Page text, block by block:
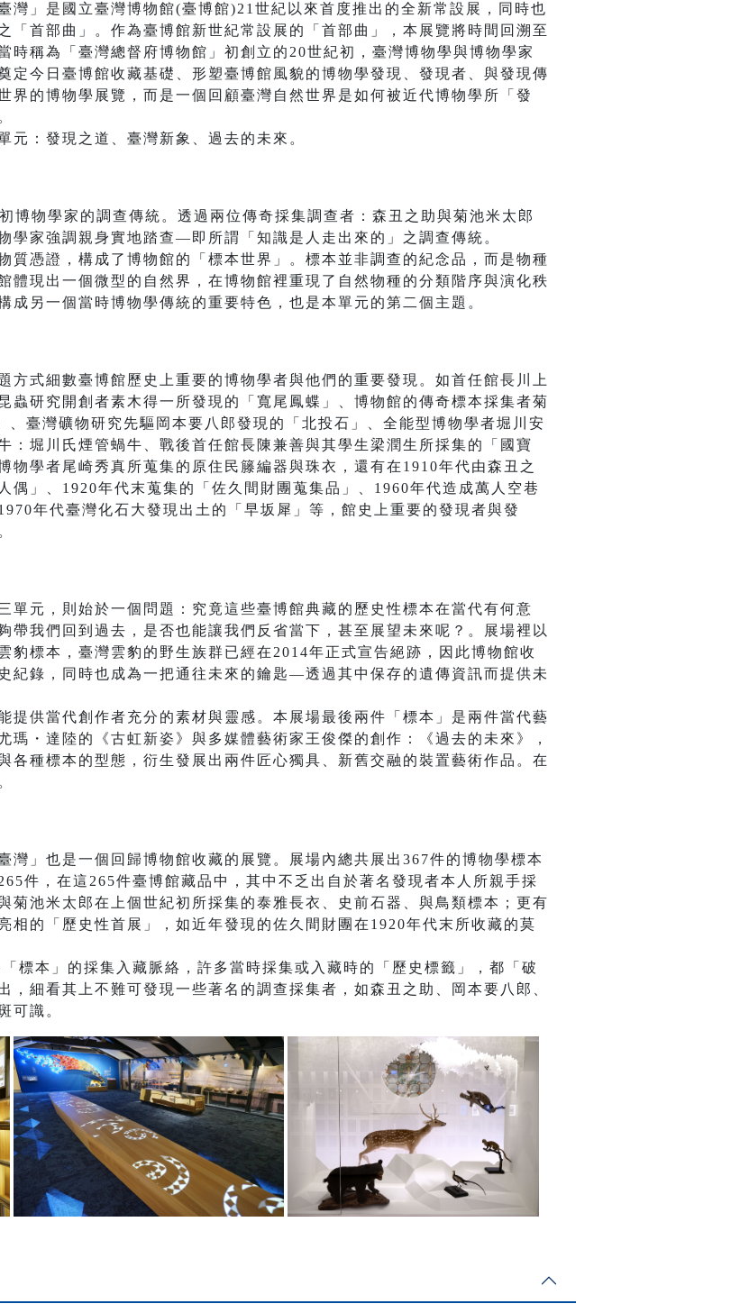
灣」是國立臺灣博物館(臺博館)21世紀以來首度推出的全新常設展，同時也
「首部曲」。作為臺博館新世紀常設展的「首部曲」，本展覽將時間回溯至
時稱為「臺灣總督府博物館」初創立的20世紀初，臺灣博物學與博物學家
定今日臺博館收藏基礎、形塑臺博館風貌的博物學發現、發現者、與發現傳
界的博物學展覽，而是一個回顧臺灣自然世界是如何被近代博物學所「發
元：發現之道、臺灣新象、過去的未來。
博物學家的調查傳統。透過兩位傳奇採集調查者：森丑之助與菊池米太郎
學家強調親身實地踏查—即所謂「知識是人走出來的」之調查傳統。
質憑證，構成了博物館的「標本世界」。標本並非調查的紀念品，而是物種
體現出一個微型的自然界，在博物館裡重現了自然物種的分類階序與演化秩
成另一個當時博物學傳統的重要特色，也是本單元的第二個主題。
方式細數臺博館歷史上重要的博物學者與他們的重要發現。如首任館長川上
蟲研究開創者素木得一所發現的「寬尾鳳蝶」、博物館的傳奇標本採集者菊
臺灣礦物研究先驅岡本要八郎發現的「北投石」、全能型博物學者堀川安
：堀川氏煙管蝸牛、戰後首任館長陳兼善與其學生梁潤生所採集的「國寶
物學者尾崎秀真所蒐集的原住民籐編器與珠衣，還有在1910年代由森丑之
偶」、1920年代末蒐集的「佐久間財團蒐集品」、1960年代造成萬人空巷
年代臺灣化石大發現出土的「早坂犀」等，館史上重要的發現者與發
單元，則始於一個問題：究竟這些臺博館典藏的歷史性標本在當代有何意
帶我們回到過去，是否也能讓我們反省當下，甚至展望未來呢？。展場裡以
豹標本，臺灣雲豹的野生族群已經在2014年正式宣告絕跡，因此博物館收
紀錄，同時也成為一把通往未來的鑰匙—透過其中保存的遺傳資訊而提供未
提供當代創作者充分的素材與靈感。本展場最後兩件「標本」是兩件當代藝
瑪・達陸的《古虹新姿》與多媒體藝術家王俊傑的創作：《過去的未來》，
各種標本的型態，衍生發展出兩件匠心獨具、新舊交融的裝置藝術作品。在
灣」也是一個回歸博物館收藏的展覽。展場內總共展出367件的博物學標本
件，在這265件臺博館藏品中，其中不乏出自於著名發現者本人所親手採
菊池米太郎在上個世紀初所採集的泰雅長衣、史前石器、與鳥類標本；更有
相的「歷史性首展」，如近年發現的佐久間財團在1920年代末所收藏的莫
標本」的採集入藏脈絡，許多當時採集或入藏時的「歷史標籤」，都「破
，細看其上不難可發現一些著名的調查採集者，如森丑之助、岡本要八郎、
可識。